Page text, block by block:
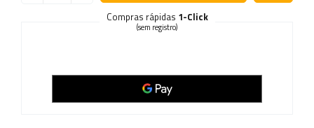
Compras rápidas 1-Click
(sem registro)